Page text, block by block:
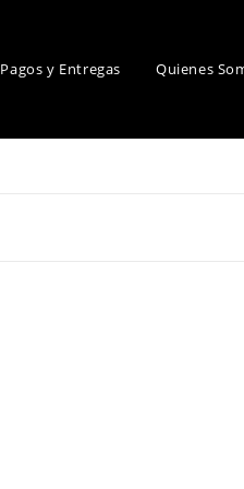
Pagos y Entregas Quienes